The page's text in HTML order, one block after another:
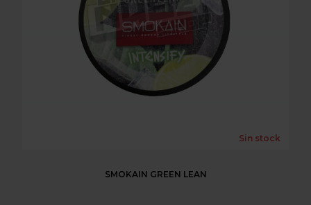
Sin stock
SMOKAIN GREEN LEAN